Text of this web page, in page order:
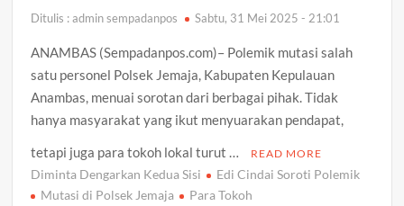
Laut
Ditulis : admin sempadanpos Sabtu, 31 Mei 2025 - 21:01
ANAMBAS (Sempadanpos.com)– Polemik mutasi salah
satu personel Polsek Jemaja, Kabupaten Kepulauan
Anambas, menuai sorotan dari berbagai pihak. Tidak
hanya masyarakat yang ikut menyuarakan pendapat,
tetapi juga para tokoh lokal turut …
READ MORE
Diminta Dengarkan Kedua Sisi
Edi Cindai Soroti Polemik
Mutasi di Polsek Jemaja
Para Tokoh